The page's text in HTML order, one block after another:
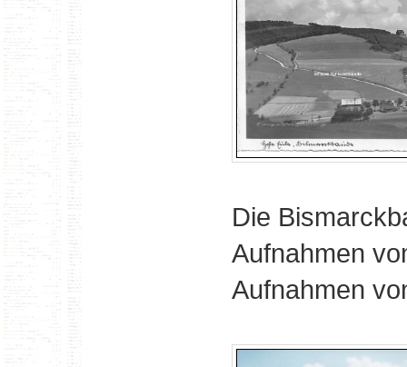
Die
Aufnahmen
Aufnahmen